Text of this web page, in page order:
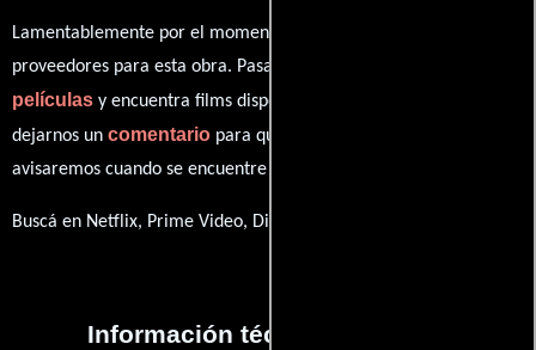
Lamentablemente por el momento no contamos con enlaces a
proveedores para esta obra. Pasa por nuestro catálogo de
películas y encuentra films disponibles. También puedes
dejarnos un comentario para que le demos prioridad y te
avisaremos cuando se encuentre disponible
Buscá en Netflix, Prime Video, Disney+
Información técnica y general